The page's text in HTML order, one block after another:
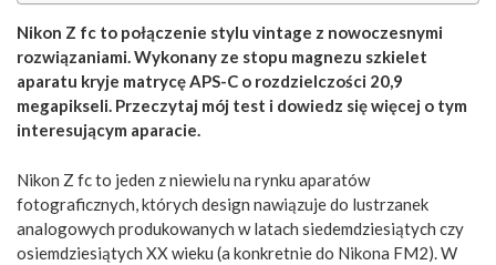
Nikon Z fc to połączenie stylu vintage z nowoczesnymi
rozwiązaniami. Wykonany ze stopu magnezu szkielet
aparatu kryje matrycę APS-C o rozdzielczości 20,9
megapikseli. Przeczytaj mój test i dowiedz się więcej o tym
interesującym aparacie.
Nikon Z fc to jeden z niewielu na rynku aparatów
fotograficznych, których design nawiązuje do lustrzanek
analogowych produkowanych w latach siedemdziesiątych czy
osiemdziesiątych XX wieku (a konkretnie do Nikona FM2). W